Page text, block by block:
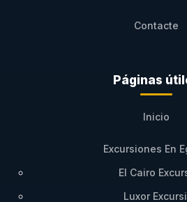
Contacte
Páginas
Inicio
Excursiones En
El Cairo
Luxor